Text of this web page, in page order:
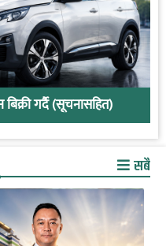
गर्दै (सूचनासहित)
सबै